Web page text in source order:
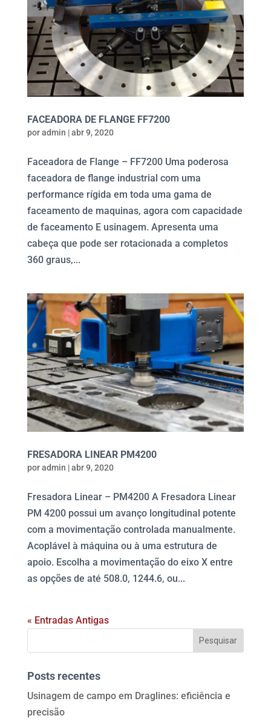
FACEADORA DE FLANGE FF7200
poradmin |abr 9, 2020
Faceadora de Flange – FF7200 Uma poderosa
faceadora de flange industrial com uma
performance rígida em toda uma gama de
faceamento de maquinas, agora com capacidade
de faceamento E usinagem. Apresenta uma
cabeça que pode ser rotacionada a completos
360 graus,...
FRESADORA LINEAR PM4200
poradmin |abr 9, 2020
Fresadora Linear – PM4200 A Fresadora Linear
PM 4200 possui um avanço longitudinal potente
com a movimentação controlada manualmente.
Acoplável à máquina ou à uma estrutura de
apoio. Escolha a movimentação do eixo X entre
as opções de até 508.0, 1244.6, ou...
« Entradas Antigas
Posts recentes
Usinagem de campo em Draglines: eficiência e
precisão